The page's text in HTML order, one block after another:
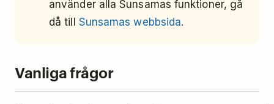
använder alla Sunsamas funktioner, gå
då till Sunsamas webbsida.
Vanliga frågor